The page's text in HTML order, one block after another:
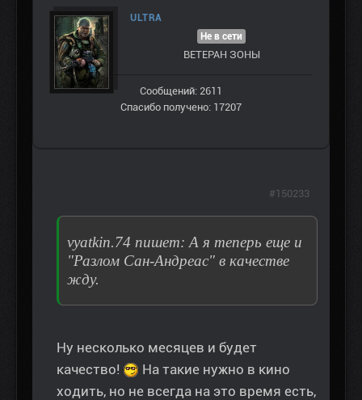
ULTRA
Не в сети
ВЕТЕРАН ЗOНЫ
Сообщений: 2611
Спасибо получено: 17207
vyatkin.74 пишет: А я теперь еще и
"Разлом Сан-Андреас" в качестве
жду.
Ну несколько месяцев и будет
качество!
На такие нужно в кино
ходить, но не всегда на это время есть,
#150233